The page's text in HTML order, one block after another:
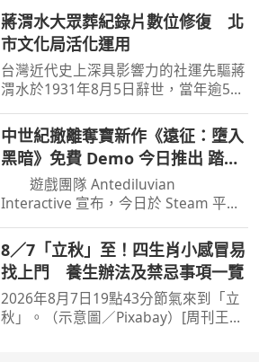
蔣渭水大眾葬紀錄片數位修復 北
市文化局活化運用
台灣近代史上深具影響力的社運先驅蔣
渭水於1931年8月5日辭世，當年逾5千
國家影視聽中心，台北市文化局今天首
映完成數位修復成果，將活化運用。台
北市文化局今天舉辦「
中世紀撤離奪寶新作《遠征：墮入
黑暗》免費 Demo 今日推出 踏入
地下城活著帶回戰利品
遊戲團隊 Antediluvian
Interactive 宣布，今日於 Steam 平台
本作將於 9 月 17 日上市。 《遠
征：墮入黑暗》是一款中世紀撤離奪寶
遊戲，玩家將踏入禁忌地城，
8／7「立秋」至！四生肖小感冒易
找上門 養生辦法及禁忌事項一覽
2026年8月7日19點43分節氣來到「立
秋」。（示意圖／Pixabay）[周刊王